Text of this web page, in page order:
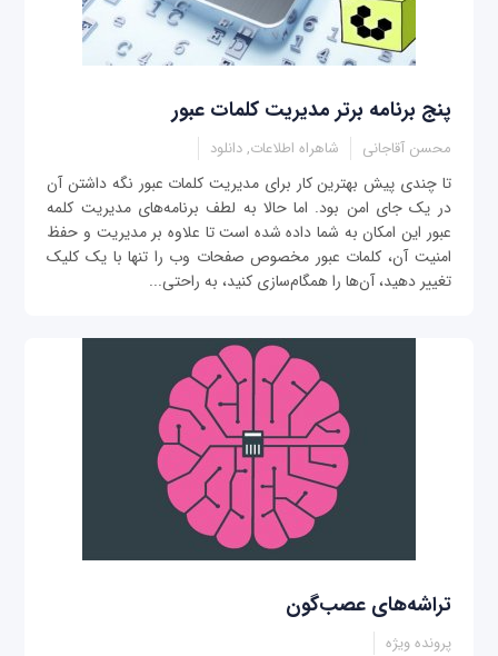
پنج برنامه برتر مدیریت کلمات عبور
محسن آقاجانی شاهراه اطلاعات, دانلود
تا چندی پیش بهترین کار برای مديريت کلمات عبور نگه داشتن آن
در یک جای امن بود. اما حالا به لطف برنامه‌های مدیریت کلمه
عبور این امکان به شما داده شده است تا علاوه بر مدیریت و حفظ
امنیت آن، کلمات عبور مخصوص صفحات وب را تنها با یک کلیک
تغییر دهید، آن‌ها را همگام‌سازی کنید، به راحتی...
تراشه‌های عصب‌گون
پرونده ویژه